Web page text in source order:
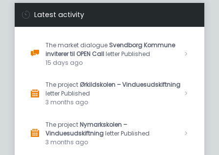
Latest activity
The market dialogue Svendborg Kommune
inviterer til OPEN Callletter Published
15 days ago
The projectØrkildskolen – Vinduesudskiftning
letter Published
3 months ago
The projectNymarkskolen –
Vinduesudskiftningletter Published
3 months ago